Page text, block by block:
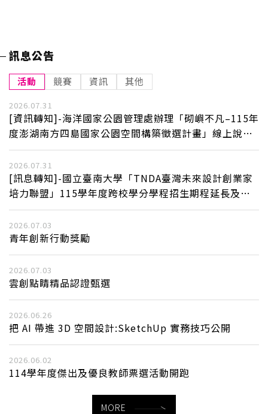
訊息公告
活動 競賽 資訊 其他
2026.07.31
[資訊轉知]-海洋國家公園管理處辦理「砌嶼不凡–115年
度澎湖南方四島國家公園空間構築徵選計畫」線上說明
會活動
2026.07.31
[訊息轉知]-國立臺南大學「TNDA臺灣未來設計創業家
培力聯盟」115學年度跨校學分學程招生期程延長及招
生事宜。
2026.07.03
青年創新行動獎勵
2026.07.03
雲創點睛精品認證甄選
2026.06.26
把 AI 帶進 3D 空間設計:SketchUp 實務技巧公開
2026.06.02
114學年度傑出及優良教師票選活動開跑
MORE